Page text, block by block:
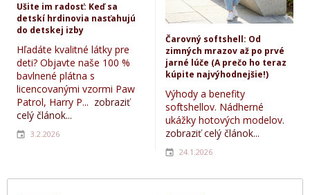
Ušite im radosť: Keď sa
detskí hrdinovia nasťahujú
do detskej izby
Hľadáte kvalitné látky pre
deti? Objavte naše 100 %
bavlnené plátna s
licencovanými vzormi Paw
Patrol, Harry P... zobraziť
celý článok...
3.2.2026
Čarovný softshell: Od
zimných mrazov až po prvé
jarné lúče (A prečo ho teraz
kúpite najvýhodnejšie!)
Výhody a benefity
softshellov. Nádherné
ukážky hotových modelov.
zobraziť celý článok...
24.1.2026